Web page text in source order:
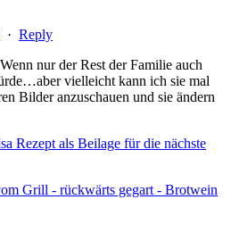
· Reply
nur der Rest der Familie auch
vielleicht kann ich sie mal
Bilder anzuschauen und sie ändern
Rezept als Beilage für die nächste
Grill - rückwärts gegart - Brotwein